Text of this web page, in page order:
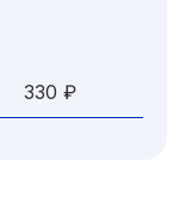
330 ₽